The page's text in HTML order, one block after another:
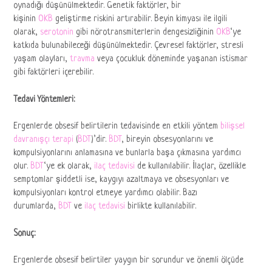
oynadığı düşünülmektedir. Genetik faktörler, bir
kişinin OKB geliştirme riskini artırabilir. Beyin kimyası ile ilgili
olarak, serotonin gibi nörotransmiterlerin dengesizliğinin OKB‘ye
katkıda bulunabileceği düşünülmektedir. Çevresel faktörler, stresli
yaşam olayları, travma veya çocukluk döneminde yaşanan istismar
gibi faktörleri içerebilir.
Tedavi Yöntemleri:
Ergenlerde obsesif belirtilerin tedavisinde en etkili yöntem bilişsel
davranışçı terapi (BDT )’dir. BDT , bireyin obsesyonlarını ve
kompulsiyonlarını anlamasına ve bunlarla başa çıkmasına yardımcı
olur. BDT ‘ye ek olarak, ilaç tedavisi de kullanılabilir. İlaçlar, özellikle
semptomlar şiddetli ise, kaygıyı azaltmaya ve obsesyonları ve
kompulsiyonları kontrol etmeye yardımcı olabilir. Bazı
durumlarda, BDT ve ilaç tedavisi birlikte kullanılabilir.
Sonuç:
Ergenlerde obsesif belirtiler yaygın bir sorundur ve önemli ölçüde